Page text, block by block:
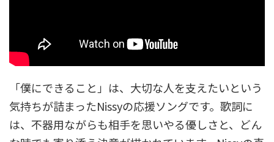
「僕にできること」は、大切な人を支えたいという
気持ちが詰まったNissyの応援ソングです。歌詞に
は、不器用ながらも相手を思いやる優しさと、どん